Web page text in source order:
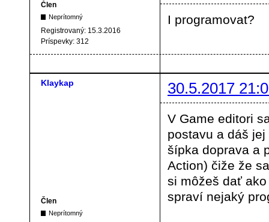
Člen
Neprítomný
Registrovaný: 15.3.2016
Príspevky: 312
I programovat?
Klaykap 30.5.2017
Člen
Neprítomný
V Game editori
postavu a dáš
šípka doprava a
Action) čiže že
si môžeš dať
spraví nejaký